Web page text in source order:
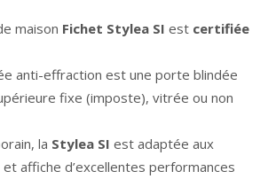
maison Fichet Stylea SI est certifiée
anti-effraction est une porte blindée
fixe (imposte), vitrée ou non
la Stylea SI est adaptée aux
affiche d’excellentes performances